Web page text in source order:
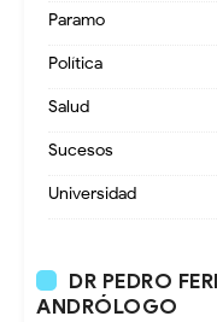
Paramo
Política
Salud
Sucesos
Universidad
DR PEDRO
ANDRÓLOGO